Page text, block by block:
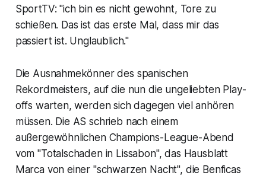
SportTV: "ich bin es nicht gewohnt, Tore zu
schießen. Das ist das erste Mal, dass mir das
passiert ist. Unglaublich."
Die Ausnahmekönner des spanischen
Rekordmeisters, auf die nun die ungeliebten Play-
offs warten, werden sich dagegen viel anhören
müssen. Die AS schrieb nach einem
außergewöhnlichen Champions-League-Abend
vom "Totalschaden in Lissabon", das Hausblatt
Marca von einer "schwarzen Nacht", die Benficas